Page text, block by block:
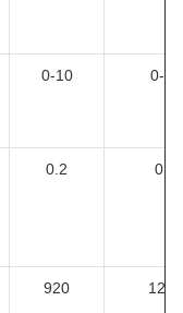
0-10 0-10
0.2 0.2
920 1200